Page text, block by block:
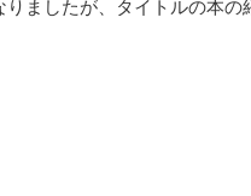
ましたが、タイトルの本の